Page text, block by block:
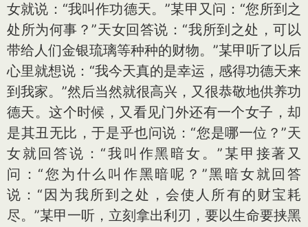
女就说：“我叫作功德天。”某甲又问：“您所到之
处所为何事？”天女回答说：“我所到之处，可以
带给人们金银琉璃等种种的财物。”某甲听了以后
心里就想说：“我今天真的是幸运，感得功德天来
到我家。”然后当然就很高兴，又很恭敬地供养功
德天。这个时候，又看见门外还有一个女子，却
是其丑无比，于是乎也问说：“您是哪一位？”天
女就回答说：“我叫作黑暗女。”某甲接著又
问：“您为什么叫作黑暗呢？”黑暗女就回答
说：“因为我所到之处，会使人所有的财宝耗
尽。”某甲一听，立刻拿出利刃，要以生命要挟黑